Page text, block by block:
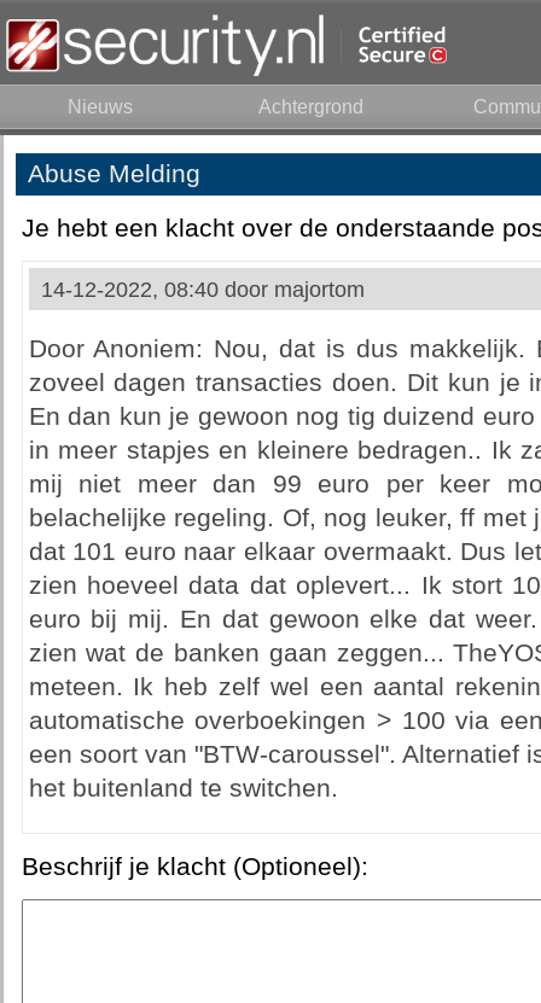
Nieuws Achtergrond
Abuse Melding
Je hebt een klacht over de onderstaande
14-12-2022, 08:40 door majortom
Door Anoniem: Nou, dat is dus
zoveel dagen transacties doen. Dit kun je
En dan kun je gewoon nog tig duizend
in meer stapjes en kleinere bedragen.. Ik
mij niet meer dan 99 euro per keer
belachelijke regeling. Of, nog leuker, ff
dat 101 euro naar elkaar overmaakt. Dus
zien hoeveel data dat oplevert... Ik stort
euro bij mij. En dat gewoon elke dat
zien wat de banken gaan zeggen...
meteen. Ik heb zelf wel een aantal
automatische overboekingen > 100 via
een soort van "BTW-caroussel". Alternatief
het buitenland te switchen.
Beschrijf je klacht (Optioneel):